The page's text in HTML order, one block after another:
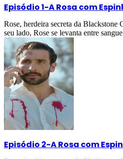
Episódio 1-A Rosa com
Rose, herdeira secreta da
seu lado, Rose se levanta entre
Episódio 2-A Rosa com